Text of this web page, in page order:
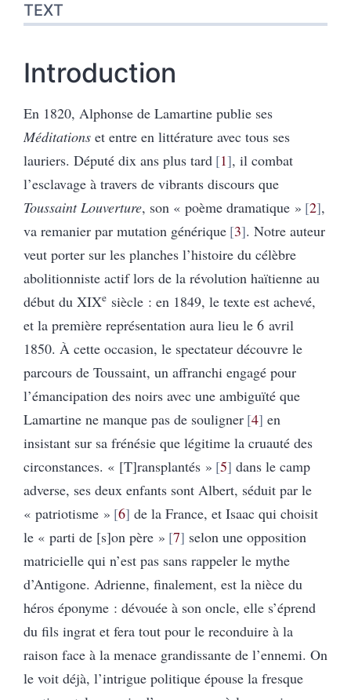
TEXT
Introduction
En 1820, Alphonse de Lamartine publie ses
Méditations et entre en littérature avec tous ses
lauriers. Député dix ans plus tard 1 , il combat
l’esclavage à travers de vibrants discours que
Toussaint Louverture, son « poème dramatique » 2 ,
va remanier par mutation générique 3 . Notre auteur
veut porter sur les planches l’histoire du célèbre
abolitionniste actif lors de la révolution haïtienne au
début du XIXe siècle : en 1849, le texte est achevé,
et la première représentation aura lieu le 6 avril
1850. À cette occasion, le spectateur découvre le
parcours de Toussaint, un affranchi engagé pour
l’émancipation des noirs avec une ambiguïté que
Lamartine ne manque pas de souligner 4 en
insistant sur sa frénésie que légitime la cruauté des
circonstances. « [T]ransplantés » 5 dans le camp
adverse, ses deux enfants sont Albert, séduit par le
« patriotisme » 6 de la France, et Isaac qui choisit
le « parti de [s]on père » 7 selon une opposition
matricielle qui n’est pas sans rappeler le mythe
d’Antigone. Adrienne, finalement, est la nièce du
héros éponyme : dévouée à son oncle, elle s’éprend
du fils ingrat et fera tout pour le reconduire à la
raison face à la menace grandissante de l’ennemi. On
le voit déjà, l’intrigue politique épouse la fresque